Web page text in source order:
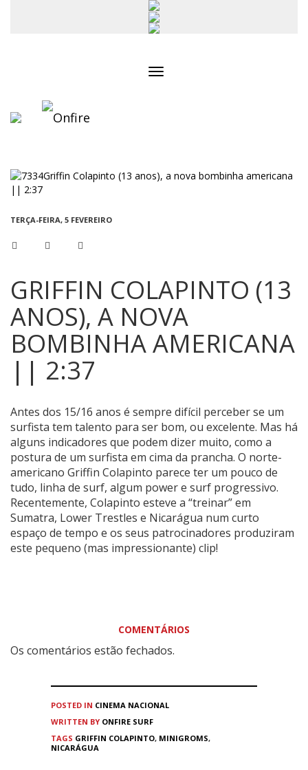
TERÇA-FEIRA, 5 FEVEREIRO
GRIFFIN COLAPINTO (13
ANOS), A NOVA
BOMBINHA AMERICANA
|| 2:37
Antes dos 15/16 anos é sempre difícil perceber se um
surfista tem talento para ser bom, ou excelente. Mas há
alguns indicadores que podem dizer muito, como a
postura de um surfista em cima da prancha. O norte-
americano Griffin Colapinto parece ter um pouco de
tudo, linha de surf, algum power e surf progressivo.
Recentemente, Colapinto esteve a “treinar” em
Sumatra, Lower Trestles e Nicarágua num curto
espaço de tempo e os seus patrocinadores produziram
este pequeno (mas impressionante) clip!
COMENTÁRIOS
Os comentários estão fechados.
POSTED IN CINEMA NACIONAL
WRITTEN BY ONFIRE SURF
TAGS GRIFFIN COLAPINTO, MINIGROMS,
NICARÁGUA